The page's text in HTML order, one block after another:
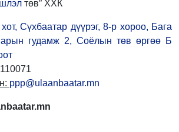
төв” ХХК
Сүхбаатар дүүрэг, 8-р хороо, Бага
гудамж 2, Соёлын төв өргөө Б
ppp@ulaanbaatar.mn